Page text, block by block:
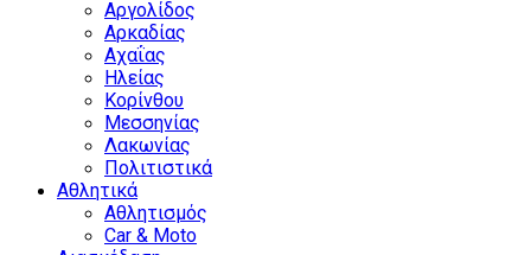
Αργολίδος
Αρκαδίας
Αχαΐας
Ηλείας
Κορίνθου
Μεσσηνίας
Λακωνίας
Πολιτιστικά
Αθλητικά
Αθλητισμός
Car & Moto